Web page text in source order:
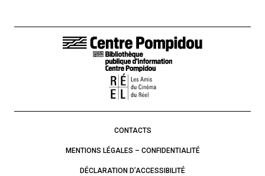
LIENS DE BAS DE PAGE
CONTACTS
MENTIONS LÉGALES – CONFIDENTIALITÉ
DÉCLARATION D’ACCESSIBILITÉ